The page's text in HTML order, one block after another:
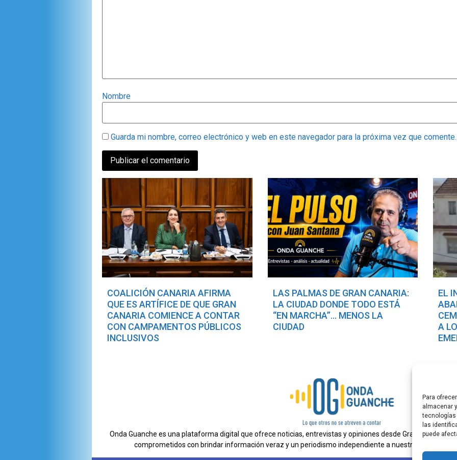
Para
almacenar
tecnologías
las
puede
Nombre
Guarda mi nombre, correo electrónico y web en este navegador para la próxima vez que comente.
COALICIÓN CANARIA AFIRMA
QUE ES ARTÍFICE DE QUE GRAN
CANARIA COMIENCE A CONTAR
CON CAMPAMENTOS PÚBLICOS
INCLUSIVOS
LAS PALMAS DE GRAN CANARIA:
LA CIUDAD DONDE TODO ESTÁ
“EN MARCHA”… MENOS LA
CIUDAD
EL
A
Onda Guanche es una plataforma digital que ofrece noticias, entrevistas y opiniones desde Gran Canaria.
comprometidos con brindar información veraz y un periodismo independiente a nuestra audiencia.